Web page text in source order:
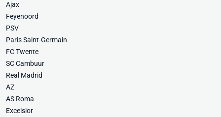
Ajax
Feyenoord
PSV
Paris Saint-Germain
FC Twente
SC Cambuur
Real Madrid
AZ
AS Roma
Excelsior